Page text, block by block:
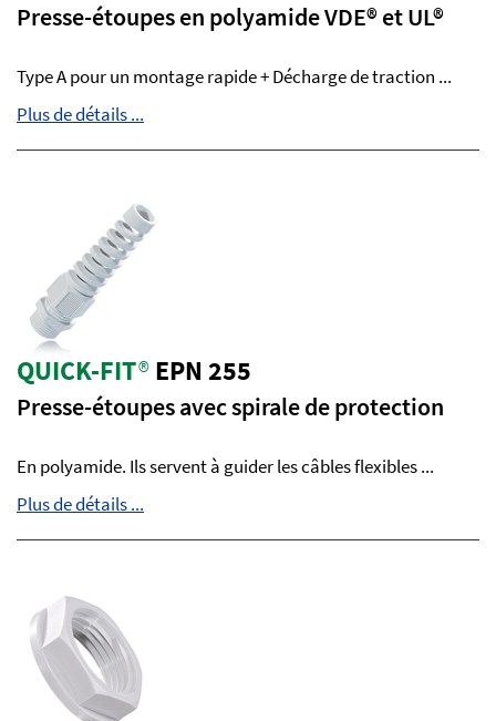
Presse-étoupes en polyamide VDE® et UL®
Type A pour un montage rapide + Décharge de traction ...
Plus de détails ...
QUICK-FIT®EPN 255
Presse-étoupes avec spirale de protection
En polyamide. Ils servent à guider les câbles flexibles ...
Plus de détails ...